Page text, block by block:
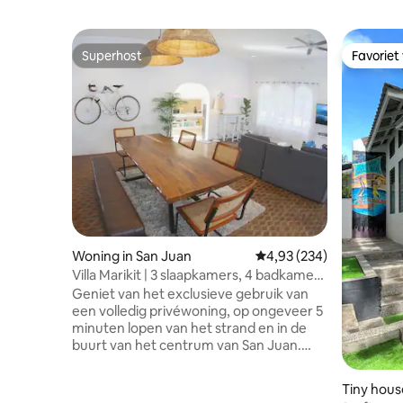
Superhost
Superhost
Woning in San Juan Gemiddelde
4,93 (234)
Villa Marikit | 3 slaapkamers, 4 badkamers
| 5 minuten naar het strand
Geniet van het exclusieve gebruik van
een volledig privéwoning, op ongeveer 5
minuten lopen van het strand en in de
buurt van het centrum van San Juan.
Tiny